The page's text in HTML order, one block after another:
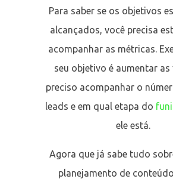
Para saber se os objetivos
alcançados, você precisa
acompanhar as métricas.
seu objetivo é aumentar as
preciso acompanhar o
leads e em qual etapa do
ele está.
Agora que já sabe tudo
planejamento de